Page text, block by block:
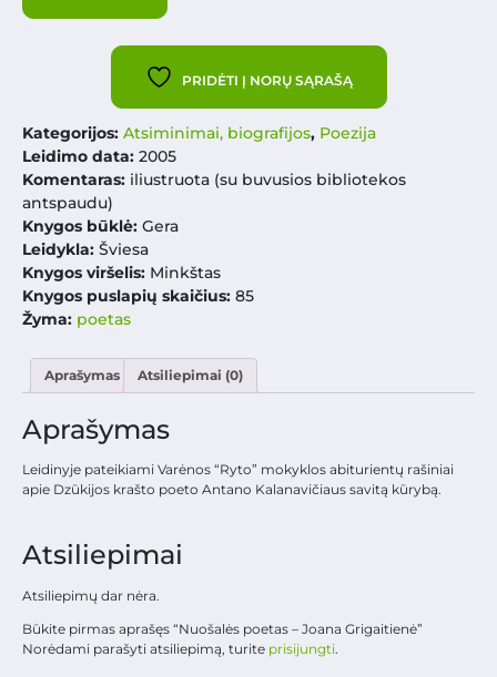
PRIDĖTI Į NORŲ SĄRAŠĄ
Kategorijos: Atsiminimai, biografijos, Poezija
Leidimo data: 2005
Komentaras: iliustruota (su buvusios bibliotekos
antspaudu)
Knygos būklė: Gera
Leidykla: Šviesa
Knygos viršelis: Minkštas
Knygos puslapių skaičius: 85
Žyma: poetas
Aprašymas Atsiliepimai (0)
Aprašymas
Leidinyje pateikiami Varėnos “Ryto” mokyklos abiturientų rašiniai
apie Dzūkijos krašto poeto Antano Kalanavičiaus savitą kūrybą.
Atsiliepimai
Atsiliepimų dar nėra.
Būkite pirmas aprašęs “Nuošalės poetas – Joana Grigaitienė”
Norėdami parašyti atsiliepimą, turite prisijungti.